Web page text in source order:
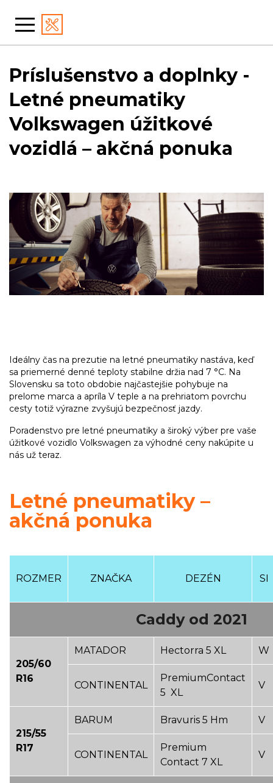
Príslušenstvo a doplnky -
Letné pneumatiky
Volkswagen úžitkové
vozidlá – akčná ponuka
Ideálny čas na prezutie na letné pneumatiky nastáva, keď
sa priemerné denné teploty stabilne držia nad 7 °C. Na
Slovensku sa toto obdobie najčastejšie pohybuje na
prelome marca a apríla V teple a na prehriatom povrchu
cesty totiž výrazne zvyšujú bezpečnosť jazdy.
Poradenstvo pre letné pneumatiky a široký výber pre vaše
úžitkové vozidlo Volkswagen za výhodné ceny nakúpite u
nás už teraz.
Letné pneumatiky –
akčná ponuka
ROZMER ZNAČKA DEZÉN SI
Caddy od 2021
205/60
R16
MATADOR Hectorra 5 XL W
CONTINENTAL
PremiumContact
5 XL
V
215/55
R17
BARUM Bravuris 5 Hm V
CONTINENTAL
Premium
Contact 7 XL
V